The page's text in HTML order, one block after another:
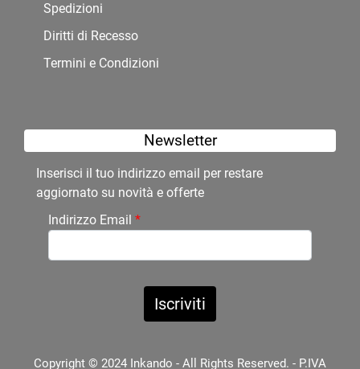
Spedizioni
Diritti di Recesso
Termini e Condizioni
Newsletter
Inserisci il tuo indirizzo email per restare
aggiornato su novità e offerte
Indirizzo Email *
Copyright © 2024 Inkando - All Rights Reserved. - P.IVA